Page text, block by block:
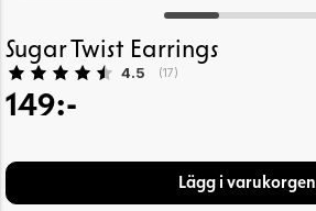
Sugar Twist Earrings
Snittbetyg:
4.5 (röster:
17)
149:-
Lägg i varukorgen